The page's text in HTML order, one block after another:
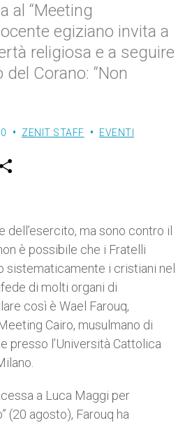
al “Meeting
egiziano invita a
religiosa e a seguire
del Corano: “Non
ZENIT STAFF
EVENTI
w
dell’esercito, ma sono contro il
è possibile che i Fratelli
sistematicamente i cristiani nel
di molti organi di
così è Wael Farouq,
Cairo, musulmano di
presso l’Università Cattolica
a Luca Maggi per
(20 agosto), Farouq ha